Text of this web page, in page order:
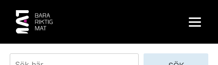
content